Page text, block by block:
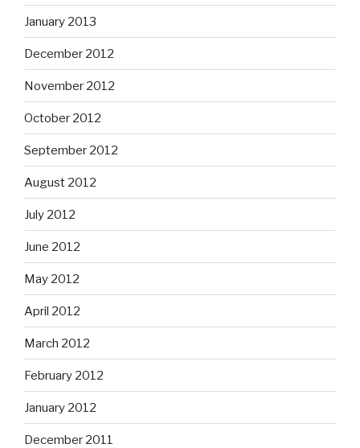
January 2013
December 2012
November 2012
October 2012
September 2012
August 2012
July 2012
June 2012
May 2012
April 2012
March 2012
February 2012
January 2012
December 2011